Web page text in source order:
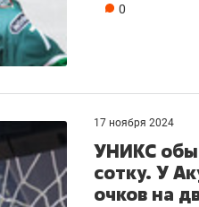
0
17 ноября 2024
УНИКС
сотку. У
очков на